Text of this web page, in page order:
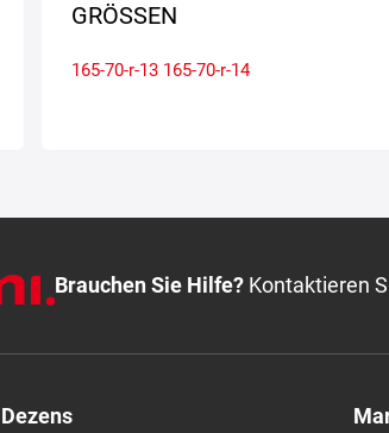
GRÖSSEN
165-70-r-13 165-70-r-14
Brauchen Sie Hilfe? Kontaktieren
Dezens